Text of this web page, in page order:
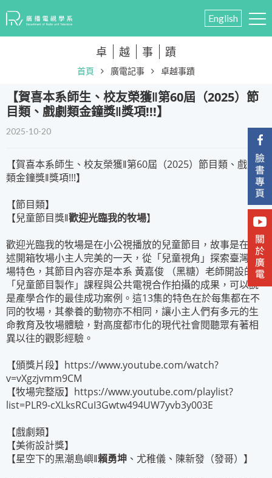
English
卓 越 事 蹟
首頁 廣電記事 卓越事蹟
【賀喜本系師生、校友榮獲‖第60屆（2025）節
目類、戲劇類金鐘獎‖獎項!!!】
2025-10-20
【賀喜本系師生、校友榮獲‖第60屆（2025）節目類、戲劇
類金鐘獎‖獎項!!!】
【節目類】
【兒童節目獎‖歡迎光臨我的牧場】
歡迎光臨我的牧場是在小公視播放的兒童節目，故事是在講
述開箱牧場小主人完美的一天，從「兒童視角」探索臺灣牧
場特色，其節目內容亦是本系 黃嘉俊 （黑糖）老師開設的
「兒童節目製作」課程與公共電視合作拍攝的成果，可以說
是產學合作的最佳成功案例。這13集的特色在於每集都在不
同的牧場，其豢養的動物亦不相同，讓小主人們有多元的生
命教育及牧場體驗，對高度都市化的現代社會閱聽眾有著相
異以往的觀影經驗。
【頒獎片段】https://www.youtube.com/watch?
v=vXgzjvmm9CM
【牧場完整版】https://www.youtube.com/playlist?
list=PLR9-cXLksRCuI3Gwtw494UW7yvb3y003E
【戲劇類】
【美術設計獎】
【星空下的黑潮島嶼‖賴勇坤 、尤稚儀、陳新發（發哥）】